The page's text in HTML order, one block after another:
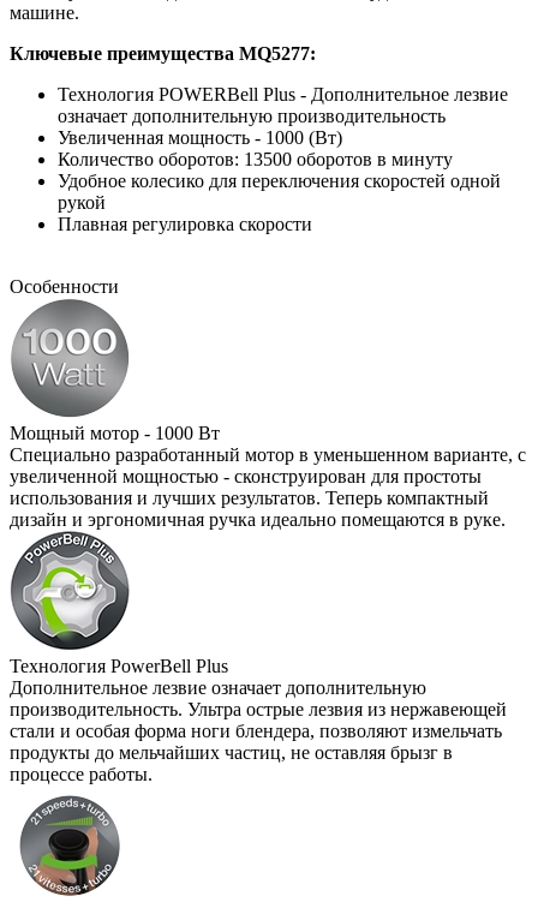
машине.
Ключевые преимущества MQ5277:
Технология POWERBell Plus - Дополнительное лезвие
означает дополнительную производительность
Увеличенная мощность - 1000 (Вт)
Количество оборотов: 13500 оборотов в минуту
Удобное колесико для переключения скоростей одной
рукой
Плавная регулировка скорости
Особенности
Мощный мотор - 1000 Вт
Специально разработанный мотор в уменьшенном варианте, с
увеличенной мощностью - сконструирован для простоты
использования и лучших результатов. Теперь компактный
дизайн и эргономичная ручка идеально помещаются в руке.
Технология PowerBell Plus
Дополнительное лезвие означает дополнительную
производительность. Ультра острые лезвия из нержавеющей
стали и особая форма ноги блендера, позволяют измельчать
продукты до мельчайших частиц, не оставляя брызг в
процессе работы.